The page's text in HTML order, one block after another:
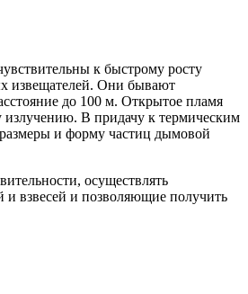
к быстрому росту
извещателей. Они бывают
до 100 м. Открытое пламя
излучению. В придачу к термическим
и форму частиц дымовой
осуществлять
и взвесей и позволяющие получить